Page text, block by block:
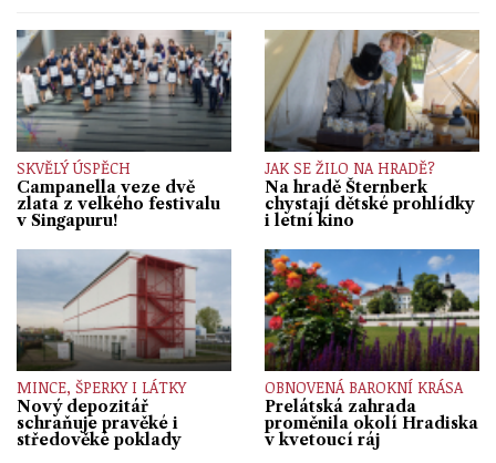
SKVĚLÝ ÚSPĚCH
Campanella veze dvě
zlata z velkého festivalu
v Singapuru!
JAK SE ŽILO NA HRADĚ?
Na hradě Šternberk
chystají dětské prohlídky
i letní kino
MINCE, ŠPERKY I LÁTKY
Nový depozitář
schraňuje pravěké i
středověké poklady
OBNOVENÁ BAROKNÍ KRÁSA
Prelátská zahrada
proměnila okolí Hradiska
v kvetoucí ráj